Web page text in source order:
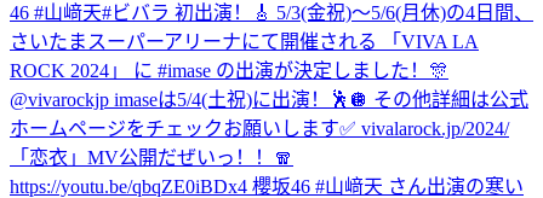
46 #山﨑天#ビバラ 初出演！🎸 5/3(金祝)〜5/6(月休)の4日間、
さいたまスーパーアリーナにて開催される 「VIVA LA
ROCK 2024」 に #imase の出演が決定しました！🎊
@vivarockjp imaseは5/4(土祝)に出演！🕺🪩 その他詳細は公式
ホームページをチェックお願いします✅ vivalarock.jp/2024/
「恋衣」MV公開だぜいっ！！🧣
https://youtu.be/qbqZE0iBDx4 櫻坂46 #山﨑天 さん出演の寒い